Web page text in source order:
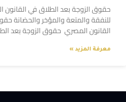
للنفقة والمتعة والمؤخر والحضانة
القانون المصري حقوق الزوجة بعد
معرفة المزيد »